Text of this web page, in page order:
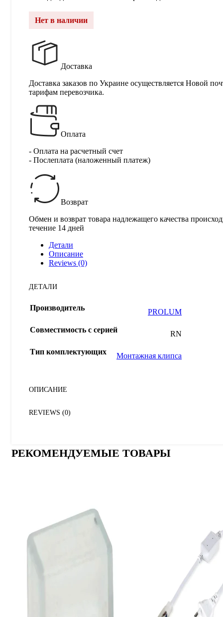
Нет в наличии
Доставка
Доставка заказов по Украине осуществляется Новой
тарифам перевозчика.
Оплата
- Оплата на расчетный счет
- Послеплата (наложенный платеж)
Возврат
Обмен и возврат товара надлежащего качества
течение 14 дней
Детали
Описание
Reviews (0)
ДЕТАЛИ
Производитель PROLUM
Совместимость с серией RN
Тип комплектующих Монтажная клипса
ОПИСАНИЕ
REVIEWS (0)
РЕКОМЕНДУЕМЫЕ ТОВАРЫ